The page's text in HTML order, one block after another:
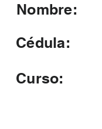
Nombre:
Cédula:
Curso: